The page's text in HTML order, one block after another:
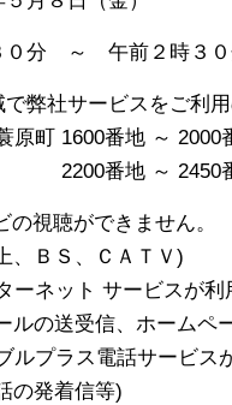
０分 ～ 午前２時３０
弊社サービスをご利
番地 ～ 2000
2450番
視聴ができません。
ＣＡＴＶ)
ービスが利用で
ホームページ
話サービスが利
信等)